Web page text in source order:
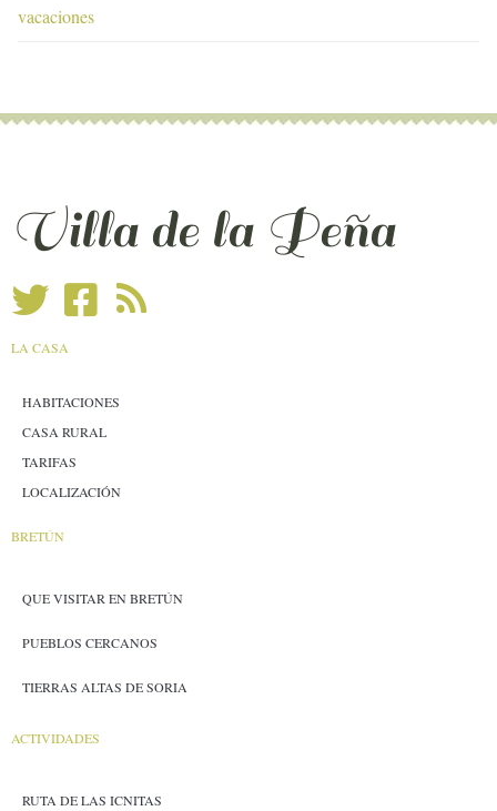
vacaciones
Villa de la Peña
LA CASA
HABITACIONES
CASA RURAL
TARIFAS
LOCALIZACIÓN
BRETÚN
QUE VISITAR EN BRETÚN
PUEBLOS CERCANOS
TIERRAS ALTAS DE SORIA
ACTIVIDADES
RUTA DE LAS ICNITAS